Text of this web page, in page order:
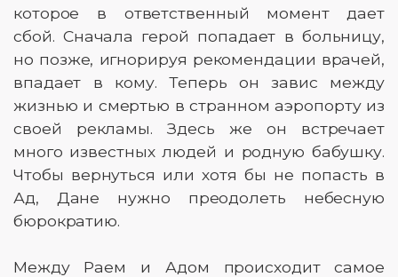
которое в ответственный момент дает
сбой. Сначала герой попадает в больницу,
но позже, игнорируя рекомендации врачей,
впадает в кому. Теперь он завис между
жизнью и смертью в странном аэропорту из
своей рекламы. Здесь же он встречает
много известных людей и родную бабушку.
Чтобы вернуться или хотя бы не попасть в
Ад, Дане нужно преодолеть небесную
бюрократию.
Между Раем и Адом происходит самое